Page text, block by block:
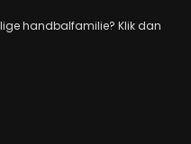
handbalfamilie? Klik dan